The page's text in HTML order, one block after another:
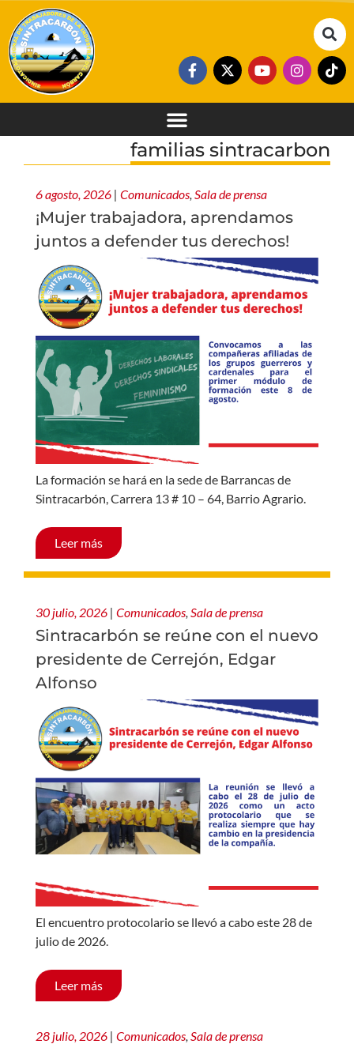
familias sintracarbon
6 agosto, 2026 | Comunicados, Sala de prensa
¡Mujer trabajadora, aprendamos
juntos a defender tus derechos!
La formación se hará en la sede de Barrancas de
Sintracarbón, Carrera 13 # 10 – 64, Barrio Agrario.
Leer más
30 julio, 2026 | Comunicados, Sala de prensa
Sintracarbón se reúne con el nuevo
presidente de Cerrejón, Edgar
Alfonso
El encuentro protocolario se llevó a cabo este 28 de
julio de 2026.
Leer más
28 julio, 2026 | Comunicados Sala de prensa